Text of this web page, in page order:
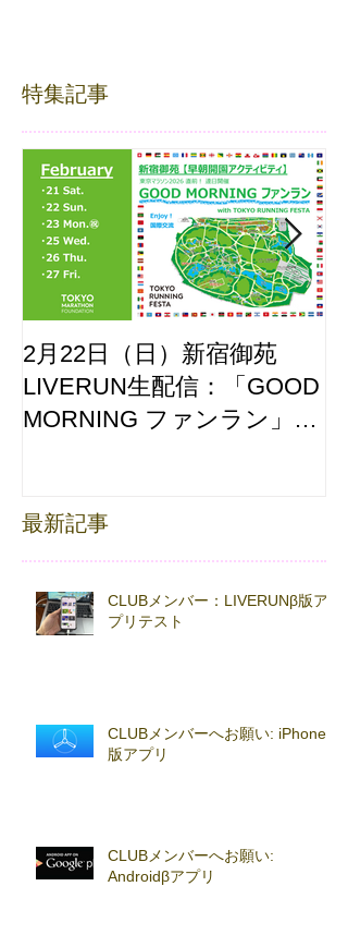
特集記事
2月22日（日）新宿御苑
LIVERUN生配信：「GOOD
MORNING ファンラン」
最新記事
CLUBメンバー：LIVERUNβ版ア
プリテスト
CLUBメンバーへお願い: iPhoneβ
版アプリ
CLUBメンバーへお願い:
Androidβアプリ